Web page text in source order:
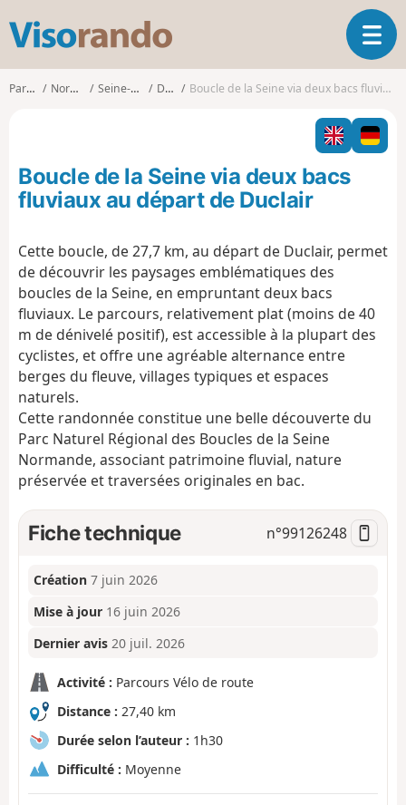
s
o
O
u
i
r
l
i
t
i
Parcours Normandie Seine-Maritime Duclair Boucle de la Seine via deux bacs fluviaux au départ de Duclair
Boucle de la Seine via deux bacs
fluviaux au départ de Duclair
Cette boucle, de 27,7 km, au départ de Duclair, permet
de découvrir les paysages emblématiques des
boucles de la Seine, en empruntant deux bacs
fluviaux. Le parcours, relativement plat (moins de 40
m de dénivelé positif), est accessible à la plupart des
cyclistes, et offre une agréable alternance entre
berges du fleuve, villages typiques et espaces
naturels.
Cette randonnée constitue une belle découverte du
Parc Naturel Régional des Boucles de la Seine
Normande, associant patrimoine fluvial, nature
préservée et traversées originales en bac.
Fiche technique n°99126248
Création 7 juin 2026
Mise à jour 16 juin 2026
Dernier avis 20 juil. 2026
Activité : Parcours Vélo de route
Distance : 27,40 km
Durée selon l’auteur : 1h30
Difficulté : Moyenne